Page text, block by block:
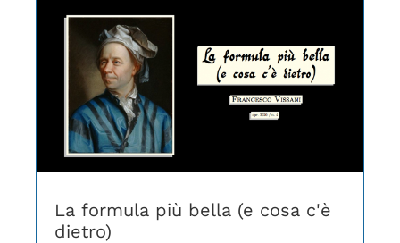
La formula più bella (e cosa c'è
dietro)